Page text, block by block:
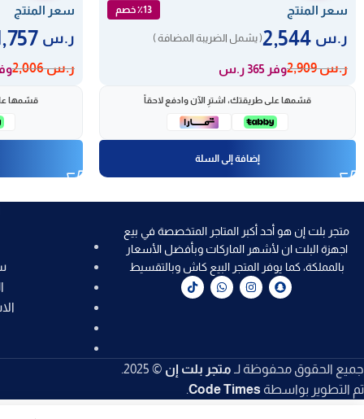
سعر المنتج ٪13 خصم
ر.س ( يشمل الضريبة المضافة )
ر.س2,909 وفر 365 ر.س
قسّمها على طريقتك، اشترِ الآن وادفع لاحقاً
إضافة إلى السلة
سعر المنتج
ر.س
ر.س2,006 وفر
قسّمها
متجر بلت إن هو أحد أكبر المتاجر المتخصصة في بيع
اجهزة البلت ان لأشهر الماركات وبأفضل الأسعار
بالمملكة، كما يوفر المتجر البيع كاش وبالتقسيط
جميع الحقوق محفوظة لـ متجر بلت إن © 2025.
تم التطوير بواسطة Code Times
.